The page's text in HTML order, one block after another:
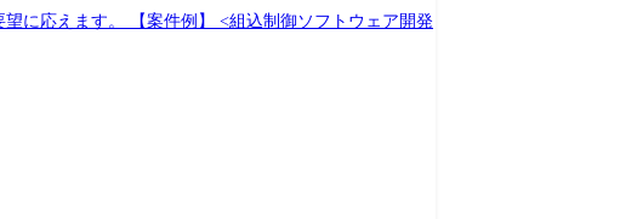
ソフトウェア開発